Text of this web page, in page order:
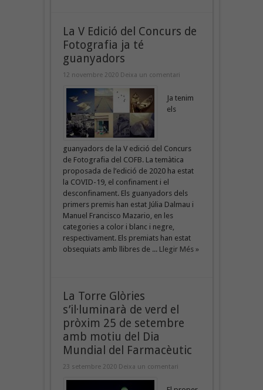
La V Edició del Concurs de
Fotografia ja té
guanyadors
12 novembre 2020 Deixa un comentari
Ja tenim
els
guanyadors de la V edició del Concurs
de Fotografia del COFB. La temàtica
proposada de l’edició de 2020 ha estat
la COVID-19, el confinament i el
desconfinament. Els guanyadors dels
primers premis han estat Júlia Dalmau i
Manuel Francisco Mazario, en les
categories a color i blanc i negre,
respectivament. Els premiats han estat
obsequiats amb llibres de ... Llegir Més »
La Torre Glòries
s’il·luminarà de verd el
pròxim 25 de setembre
amb motiu del Dia
Mundial del Farmacèutic
23 setembre 2020 Deixa un comentari